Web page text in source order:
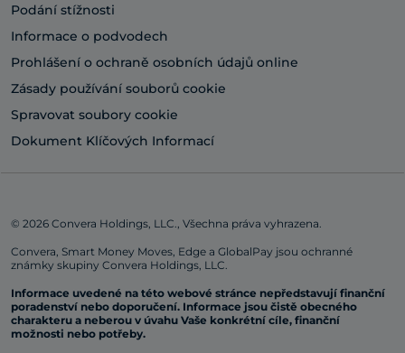
Podání stížnosti
Informace o podvodech
Prohlášení o ochraně osobních údajů online
Zásady používání souborů cookie
Spravovat soubory cookie
Dokument Klíčových Informací
© 2026 Convera Holdings, LLC., Všechna práva vyhrazena.
Convera, Smart Money Moves, Edge a GlobalPay jsou ochranné
známky skupiny Convera Holdings, LLC.
Informace uvedené na této webové stránce nepředstavují finanční
poradenství nebo doporučení. Informace jsou čistě obecného
charakteru a neberou v úvahu Vaše konkrétní cíle, finanční
možnosti nebo potřeby.